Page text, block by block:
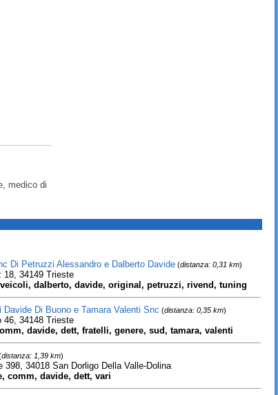
medico di
Di Petruzzi Alessandro e Dalberto Davide(distanza: 0,31 km)
18, 34149 Trieste
dalberto, davide, original, petruzzi, rivend, tuning
Davide Di Buono e Tamara Valenti Snc (distanza: 0,35 km)
46, 34148 Trieste
davide, dett, fratelli, genere, sud, tamara, valenti
distanza: 1,39 km)
398, 34018 San Dorligo Della Valle-Dolina
comm, davide, dett, vari